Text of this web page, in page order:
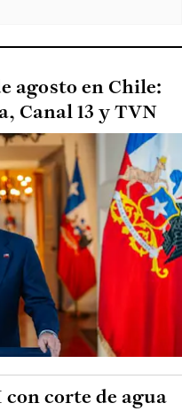
agosto en Chile:
Canal 13 y TVN
con corte de agua